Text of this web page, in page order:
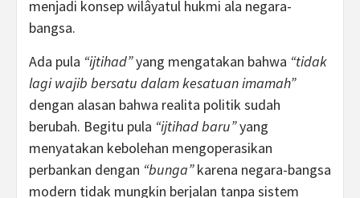
menjadi konsep wilâyatul hukmi ala negara-
bangsa.
Ada pula “ijtihad”yang mengatakan bahwa “tidak
lagi wajib bersatu dalam kesatuan imamah”
dengan alasan bahwa realita politik sudah
berubah. Begitu pula “ijtihad baru”yang
menyatakan kebolehan mengoperasikan
perbankan dengan “bunga”karena negara-bangsa
modern tidak mungkin berjalan tanpa sistem